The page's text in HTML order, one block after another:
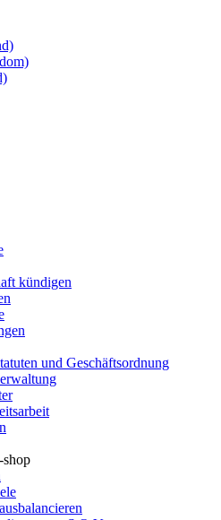
kündigen
und Geschäftsordnung